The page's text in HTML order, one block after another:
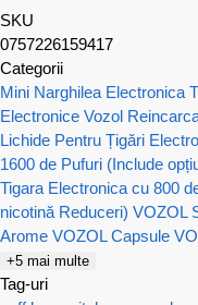
SKU
0757226159417
Categorii
Mini Narghilea Electronica
Electronice Vozol
Lichide Pentru Țigări
1600 de Pufuri (Include
Tigara Electronica cu 800
nicotină Reduceri) VOZOL
Arome VOZOL Capsule
+5 mai multe
Tag-uri